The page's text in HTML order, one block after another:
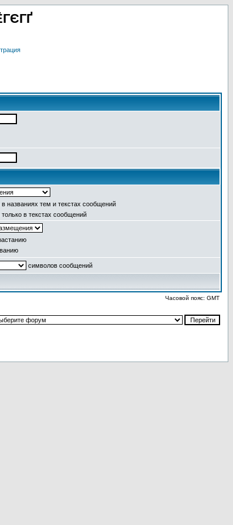
в названиях тем и текстах сообщений
только в текстах сообщений
символов сообщений
Часовой пояс: GMT